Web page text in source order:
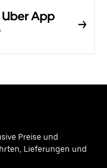
App
Preise und
Lieferungen und